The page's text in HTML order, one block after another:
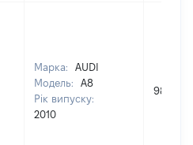
Марка:
AUDI
Модель:
A8
Рік випуску:
2010
987000